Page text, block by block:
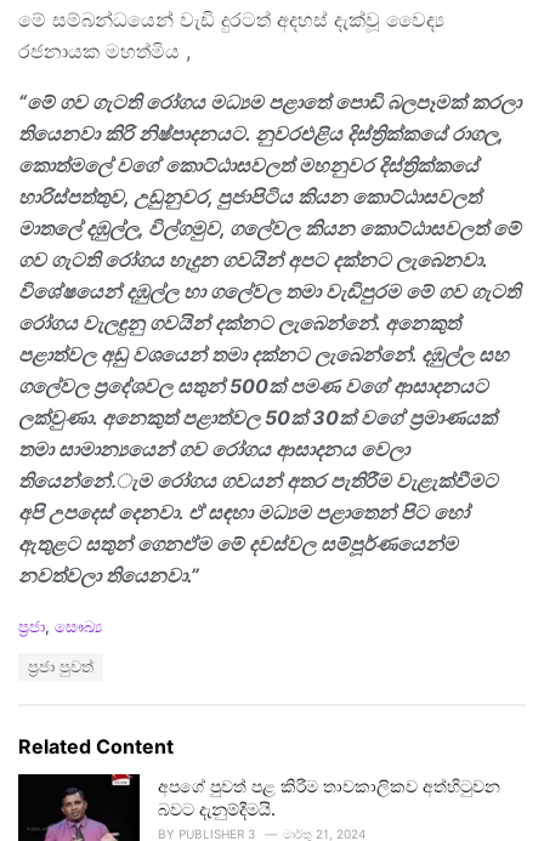
මේ සම්බන්ධයෙන් වැඩි දුරටත් අදහස් දැක්වූ වෛද්‍ය
රජනායක මහත්මිය ,
“මේ ගව ගැටති රෝගය මධ්‍යම පළාතේ පොඩි බලපෑමක් කරලා
තියෙනවා කිරි නිෂ්පාදනයට. නුවරඑළිය දිස්ත්‍රික්කයේ රාගල,
කොත්මලේ වගේ කොට්ඨාසවලත් මහනුවර දිස්ත්‍රික්කයේ
හාරිස්පත්තුව, උඩුනුවර, පුජාපිටිය කියන කොට්ඨාසවලත්
මාතලේ දඹුල්ල, විල්ගමුව, ගලේවල කියන කොට්ඨාසවලත් මේ
ගව ගැටති රෝගය හැදුන ගවයින් අපට දක්නට ලැබෙනවා.
විශේෂයෙන් දඹුල්ල හා ගලේවල තමා වැඩිපුරම මේ ගව ගැටති
රෝගය වැලඳුනු ගවයින් දක්නට ලැබෙන්නේ. අනෙකුත්
පළාත්වල අඩු වශයෙන් තමා දක්නට ලැබෙන්නේ. දඹුල්ල සහ
ගලේවල ප්‍රදේශවල සතුන්500ක් පමණ වගේ ආසාදනයට
ලක්වුණා. අනෙකුත් පළාත්වල50ක්30ක් වගේ ප්‍රමාණයක්
තමා සාමාන්‍යයෙන් ගව රෝගය ආසාදනය වෙලා
තියෙන්නේ.ැම රෝගය ගවයන් අතර පැතිරීම වැළැක්වීමට
අපි උපදෙස් දෙනවා. ඒ සඳහා මධ්‍යම පළාතෙන් පිට හෝ
ඇතුළට සතුන් ගෙනඒම මේ දවස්වල සම්පූර්ණයෙන්ම
නවත්වලා තියෙනවා.”
C
r
i
ප්‍රජා, සෞඛ්‍ය
:
ප්‍රජා පුවත්
Related Content
අපගේ පුවත් පළ කිරීම තාවකාලිකව අත්හිටුවන
බවට දැනුම්දීමයි.
BY PUBLISHER 3 මාර්තු 21, 2024